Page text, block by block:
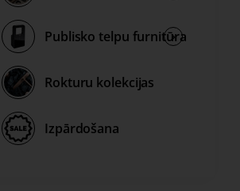
Publisko telpu furnitūra
Rokturu kolekcijas
Izpārdošana